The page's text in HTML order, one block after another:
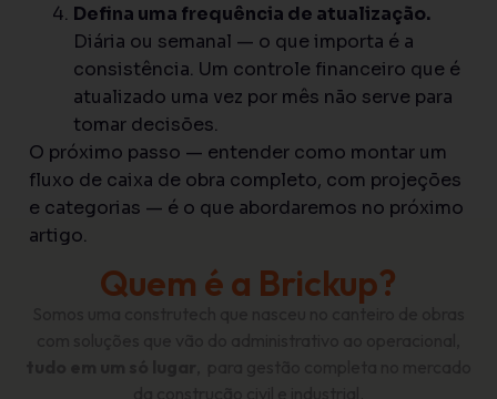
Defina uma frequência de atualização.
Diária ou semanal — o que importa é a
consistência. Um controle financeiro que é
atualizado uma vez por mês não serve para
tomar decisões.
O próximo passo — entender como montar um
fluxo de caixa de obra completo, com projeções
e categorias — é o que abordaremos no próximo
artigo.
Quem é a Brickup?